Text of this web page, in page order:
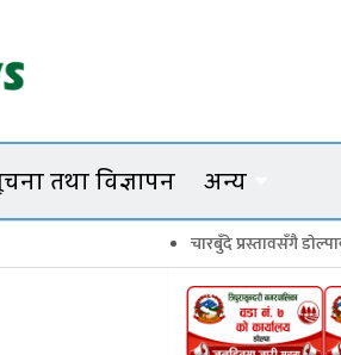
तथा विज्ञापन अन्य
चारबुँदे प्रस्तावसँगै डाेल्पाकाे